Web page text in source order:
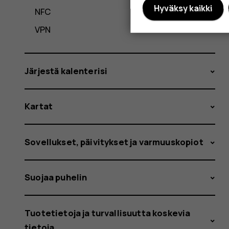
NFC
VPN
Järjestä kalenterisi
Kartat
Sovellukset, päivitykset ja varmuuskopiot
Suojaa puhelin
Tuotetietoja ja turvallisuutta koskevia
Hyväksy kaikki